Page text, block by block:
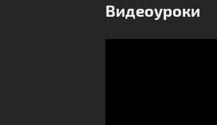
Видеоуроки